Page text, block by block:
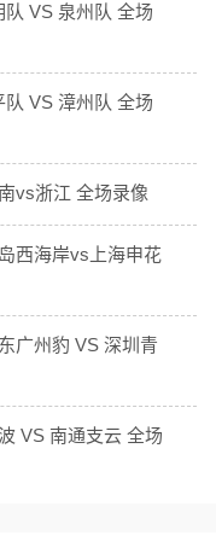
队 VS 泉州队 全场
队 VS 漳州队 全场
vs浙江 全场录像
西海岸vs上海申花
广州豹 VS 深圳青
VS 南通支云 全场